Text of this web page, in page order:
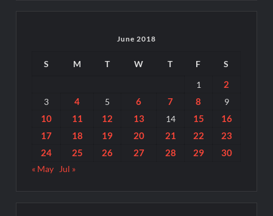
June 2018
S M T W T F
S
1
2
3 4 5 6 7 8 9
10 11 12 13 14 15
16
17
18 19 20 21 22
23
24
25 26 27 28 29 30
« May Jul »